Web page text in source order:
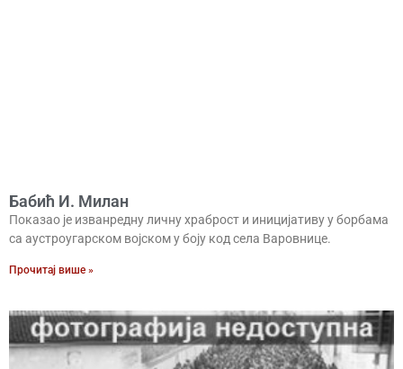
Бабић И. Милан
Показао је изванредну личну храброст и иницијативу у борбама
са аустроугарском војском у боју код села Варовнице.
Прочитај више »